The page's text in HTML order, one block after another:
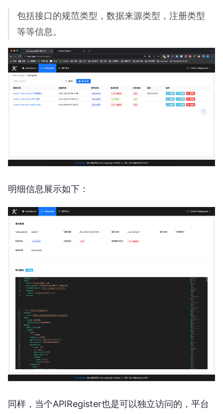
包括接口的规范类型，数据来源类型，注册类型
等等信息。
明细信息展示如下：
同样，当个APIRegister也是可以独立访问的，平台